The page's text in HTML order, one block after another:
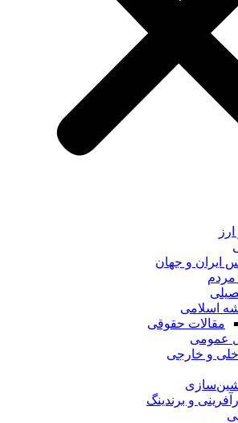
ایران و جهان
مردم
اسلامی
مقالات حقوقی
عمومی
و خارجی
و برندینگ